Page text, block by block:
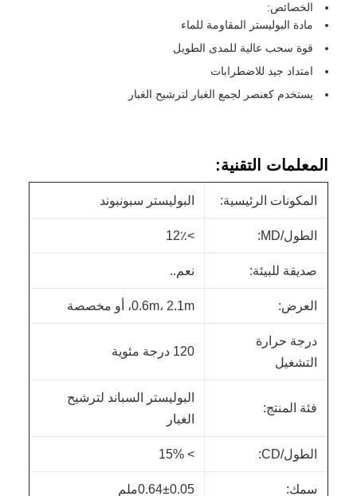
الخصائص:
مادة البوليستر المقاومة للماء
قوة سحب عالية للمدى الطويل
امتداد جيد للاضطرابات
يستخدم كعنصر لجمع الغبار لترشيح الغبار
المعلمات التقنية:
المكونات الرئيسية: البوليستر سبونبوند
الطول/MD: >12٪
صديقة للبيئة: نعم..
العرض: 0.6m، 2.1m، أو مخصصة
درجة حرارة
التشغيل
120 درجة مئوية
فئة المنتج:
البوليستر السباند لترشيح
الغبار
الطول/CD: > 15%
سمك: 0.64±0.05ملم